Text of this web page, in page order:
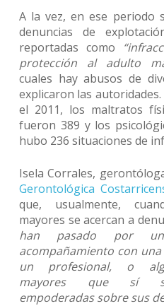
A la vez, en ese periodo
denuncias de
reportadas como
protección al adulto
cuales hay abusos de
explicaron las
el 2011, los maltratos
fueron 389 y los
hubo 236 situaciones de
Isela Corrales,
Gerontológica
que, usualmente,
mayores se acercan a
han pasado por
acompañamiento con
un profesional, o
mayores que sí
empoderadas sobre sus